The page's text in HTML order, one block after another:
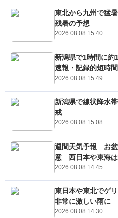
東北から九州で猛
残暑の予想
2026.08.08 15:40
新潟県で1時間に
速報・記録的短時
2026.08.08 15:49
新潟県で線状降水
戒
2026.08.08 15:08
週間天気予報 お盆
意 西日本や東海は
2026.08.08 14:45
東日本や東北でゲ
非常に激しい雨に
2026.08.08 14:30